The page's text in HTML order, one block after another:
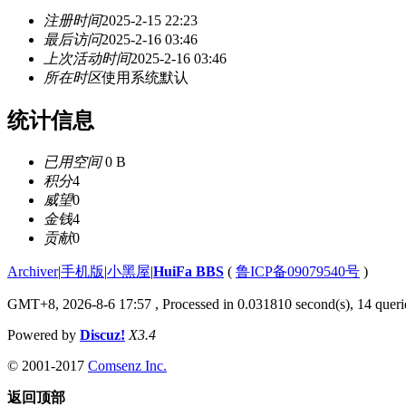
注册时间2025-2-15 22:23
最后访问2025-2-16 03:46
上次活动时间2025-2-16 03:46
所在时区使用系统默认
统计信息
已用空间0 B
积分4
威望0
金钱4
贡献0
Archiver|手机版|小黑屋|HuiFa BBS ( 鲁ICP备09079540号 )
GMT+8, 2026-8-6 17:57 , Processed in 0.031810 second(s), 14
Powered by Discuz! X3.4
© 2001-2017 Comsenz Inc.
返回顶部